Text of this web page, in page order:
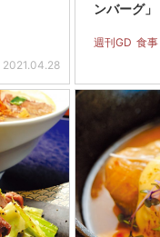
2021.04.28
ンバーグ」
週刊GD 食事